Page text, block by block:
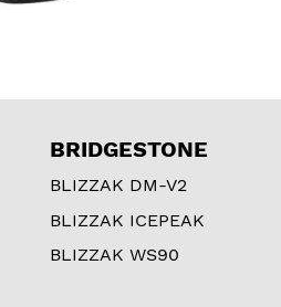
BRIDGESTONE
BLIZZAK DM-V2
BLIZZAK ICEPEAK
BLIZZAK WS90